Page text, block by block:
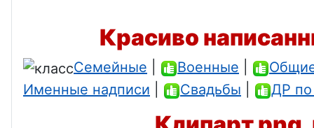
Красиво
Семейные Военные
Именные надписи
Свадьбы ДР по